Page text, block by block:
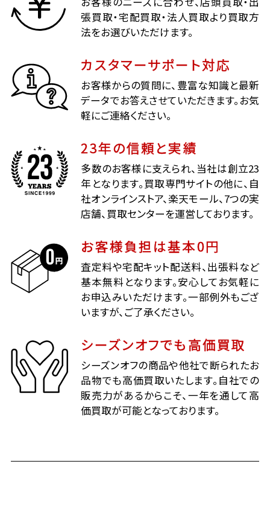
張買取・宅配買取・法人買取より買取方
法をお選びいただけます。
カスタマーサポート対応
お客様からの質問に、豊富な知識と最新
データでお答えさせていただきます。お気
軽にご連絡ください。
23年の信頼と実績
多数のお客様に支えられ、当社は創立23
年となります。買取専門サイトの他に、自
社オンラインストア、楽天モール、7つの実
店舗、買取センターを運営しております。
お客様負担は基本0円
査定料や宅配キット配送料、出張料など
基本無料となります。安心してお気軽に
お申込みいただけます。一部例外もござ
いますが、ご了承ください。
シーズンオフでも高価買取
シーズンオフの商品や他社で断られたお
品物でも高価買取いたします。自社での
販売力があるからこそ、一年を通して高
価買取が可能となっております。